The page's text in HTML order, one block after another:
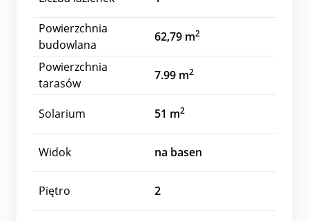
Powierzchnia
budowlana
62,79 m2
Powierzchnia
tarasów
7.99 m2
Solarium 51 m2
Widok na basen
Piętro 2